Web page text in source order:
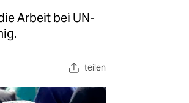
Arbeit bei UN-
teilen